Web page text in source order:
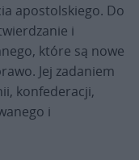
apostolskiego. Do
i
które są nowe
Jej zadaniem
konfederacji,
i